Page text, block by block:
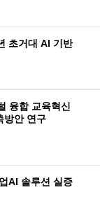
초거대 AI 기반
융합 교육혁신
방안 연구
AI 솔루션 실증